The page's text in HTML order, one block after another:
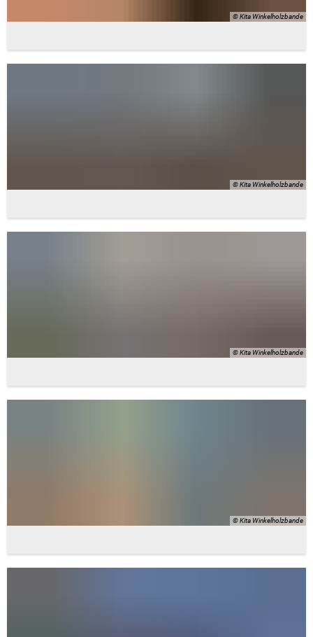
© Kita Winkelholzbande
© Kita Winkelholzbande
© Kita Winkelholzbande
© Kita Winkelholzbande